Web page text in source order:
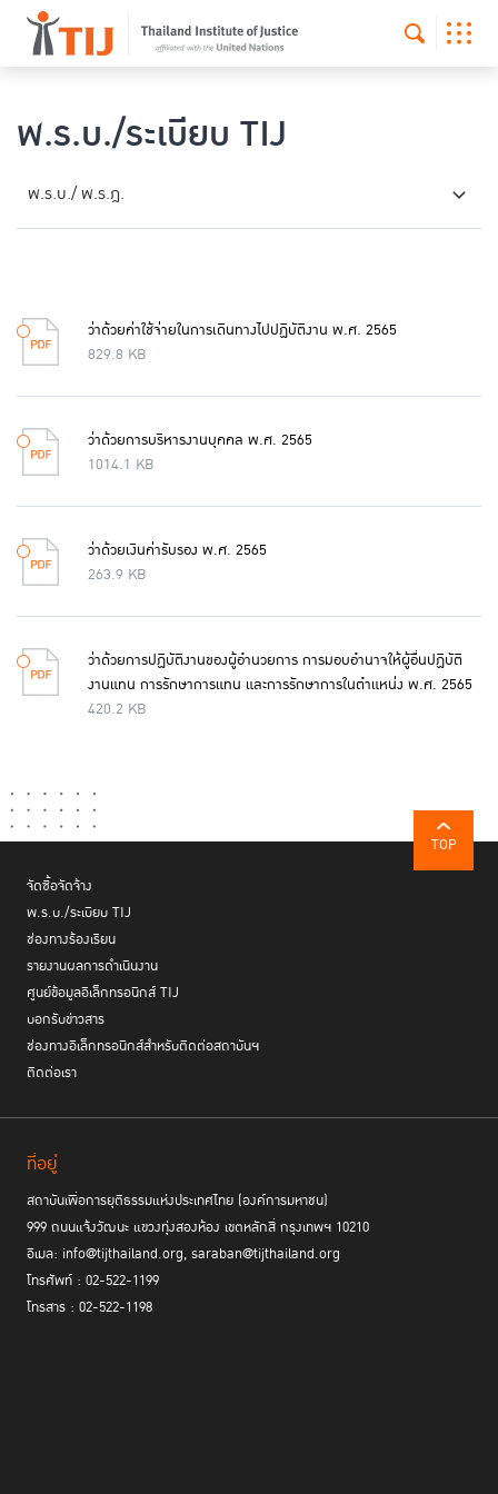
พ.ร.บ./ระเบียบ TIJ
พ.ร.บ./ พ.ร.ฎ.
ว่าด้วยค่าใช้จ่ายในการเดินทางไปปฏิบัติงาน พ.ศ. 2565
829.8 KB
ว่าด้วยการบริหารงานบุคคล พ.ศ. 2565
1014.1 KB
ว่าด้วยเงินค่ารับรอง พ.ศ. 2565
263.9 KB
ว่าด้วยการปฏิบัติงานของผู้อำนวยการ การมอบอำนาจให้ผู้อื่นปฏิบัติ
งานแทน การรักษาการแทน และการรักษาการในตำแหน่ง พ.ศ. 2565
420.2 KB
TOP
จัดซื้อจัดจ้าง
พ.ร.บ./ระเบียบ TIJ
ช่องทางร้องเรียน
รายงานผลการดำเนินงาน
ศูนย์ข้อมูลอิเล็กทรอนิกส์ TIJ
บอกรับข่าวสาร
ช่องทางอิเล็กทรอนิกส์สำหรับติดต่อสถาบันฯ
ติดต่อเรา
ที่อยู่
สถาบันเพื่อการยุติธรรมแห่งประเทศไทย (องค์การมหาชน)
999 ถนนแจ้งวัฒนะ แขวงทุ่งสองห้อง เขตหลักสี่ กรุงเทพฯ 10210
อีเมล: info@tijthailand.org, saraban@tijthailand.org
โทรศัพท์ : 02-522-1199
โทรสาร : 02-522-1198